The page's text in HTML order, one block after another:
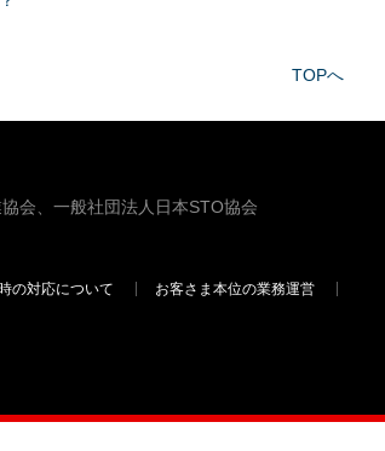
TOPへ
会、一般社団法人日本STO協会
の対応について
お客さま本位の業務運営